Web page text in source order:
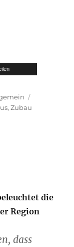
Windräder
,Zubau
die
Region
dass